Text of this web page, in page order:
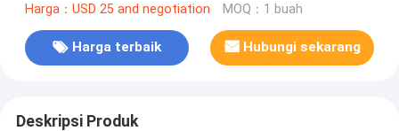
Harga：USD 25 and negotiation MOQ：1 buah
Harga terbaik Hubungi sekarang
Deskripsi Produk